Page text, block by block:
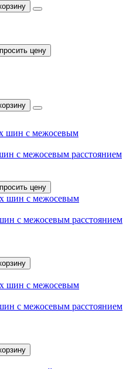
цену
с межосевым расстоянием
цену
с межосевым расстоянием
с межосевым расстоянием